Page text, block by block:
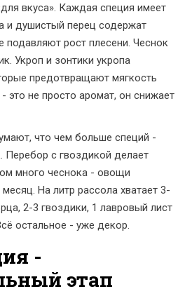
вкуса». Каждая специя имеет
и душистый перец содержат
рост плесени. Чеснок
Укроп и зонтики укропа
предотвращают мягкость
это не просто аромат, он снижает
что чем больше специй -
Перебор с гвоздикой делает
много чеснока - овощи
На литр рассола хватает 3-
2-3 гвоздики, 1 лавровый лист
остальное - уже декор.
-
этап